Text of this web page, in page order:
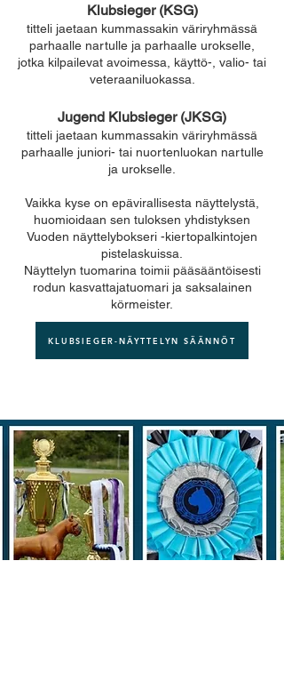
Klubsieger (KSG)
titteli jaetaan kummassakin väriryhmässä
parhaalle nartulle ja parhaalle urokselle,
jotka kilpailevat avoimessa, käyttö-, valio- tai
veteraaniluokassa.
Jugend Klubsieger (JKSG)
titteli jaetaan kummassakin väriryhmässä
parhaalle juniori- tai nuortenluokan nartulle
ja urokselle.
Vaikka kyse on epävirallisesta näyttelystä,
huomioidaan sen tuloksen yhdistyksen
Vuoden näyttelybokseri -kiertopalkintojen
pistelaskuissa.
Näyttelyn tuomarina toimii pääsääntöisesti
rodun kasvattajatuomari ja saksalainen
körmeister.
KLUBSIEGER-NÄYTTELYN SÄÄNNÖT